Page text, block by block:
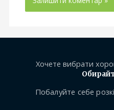
Хочете вибрати
Побалуйте себе